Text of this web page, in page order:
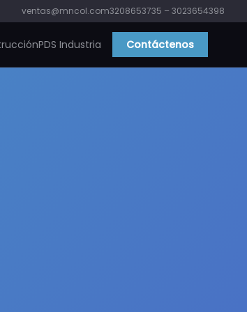
ventas@mncol.com3208653735 – 3023654398
PDS Industria Contáctenos